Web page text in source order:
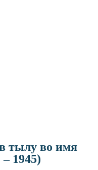
тылу во имя
1945)